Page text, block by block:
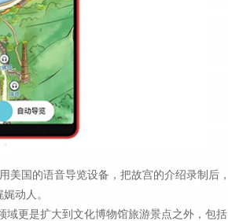
美国的语音导览设备，把故宫的介绍录制后，
动人。
域更是扩大到文化博物馆旅游景点之外，包括